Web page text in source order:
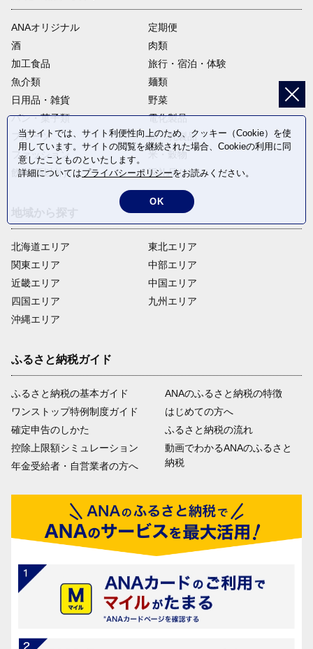
ANAオリジナル
定期便
酒
肉類
加工食品
旅行・宿泊・体験
魚介類
麺類
日用品・雑貨
野菜
パン・菓子類
電化製品
フルーツ
卵・乳製品
ファッション
米・穀物
飲料(酒以外)
返礼品なし
北海道エリア
関東エリア
近畿エリア
四国エリア
沖縄エリア
東北エリア
中部エリア
中国エリア
九州エリア
ふるさと納税ガイド
ふるさと納税の基本ガイド
ワンストップ特例制度ガイド
確定申告のしかた
控除上限額シミュレーション
年金受給者・自営業者の方へ
ANAのふるさと納税の特徴
はじめての方へ
ふるさと納税の流れ
動画でわかるANAのふるさと
納税
当サイトでは、サイト利便性向上のため、クッキー（Cookie）を使
用しています。サイトの閲覧を継続された場合、Cookieの利用に同
意したことものといたします。
詳細についてはプライバシーポリシーをお読みください。
OK